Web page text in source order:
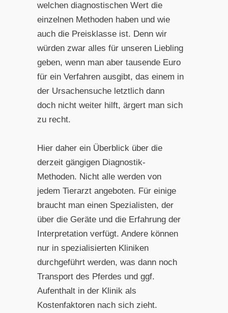
welchen diagnostischen Wert die
einzelnen Methoden haben und wie
auch die Preisklasse ist. Denn wir
würden zwar alles für unseren Liebling
geben, wenn man aber tausende Euro
für ein Verfahren ausgibt, das einem in
der Ursachensuche letztlich dann
doch nicht weiter hilft, ärgert man sich
zu recht.
Hier daher ein Überblick über die
derzeit gängigen Diagnostik-
Methoden. Nicht alle werden von
jedem Tierarzt angeboten. Für einige
braucht man einen Spezialisten, der
über die Geräte und die Erfahrung der
Interpretation verfügt. Andere können
nur in spezialisierten Kliniken
durchgeführt werden, was dann noch
Transport des Pferdes und ggf.
Aufenthalt in der Klinik als
Kostenfaktoren nach sich zieht.